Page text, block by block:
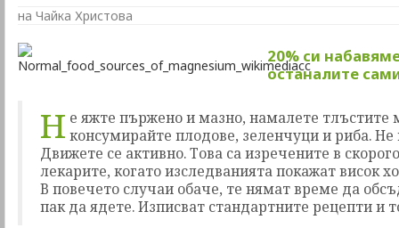
на Чайка Христова
20% си
останалите
Н е яжте пържено и мазно, намалете тлъстите
консумирайте плодове, зеленчуци и риба.
Движете се активно. Това са изречените в
лекарите, когато изследванията покажат висок
В повечето случаи обаче, те нямат време да
пак да ядете. Изписват стандартните рецепти и